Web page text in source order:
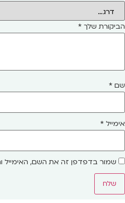
הביקורת שלך *
שם *
אימייל *
שמור בדפדפן זה את השם,